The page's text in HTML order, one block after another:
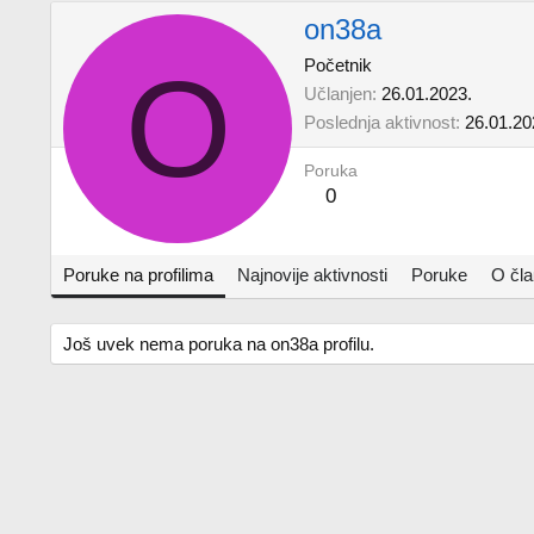
O
on38a
Početnik
Učlanjen 26.01.2023.
Poslednja aktivnost
Poruka
0
Poruke na profilima Najnovije aktivnosti Poruke O
Još uvek nema poruka na on38a profilu.